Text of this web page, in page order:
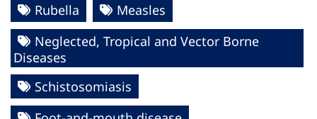
Rubella
Measles
Neglected, Tropical and Vector Borne
Diseases
Schistosomiasis